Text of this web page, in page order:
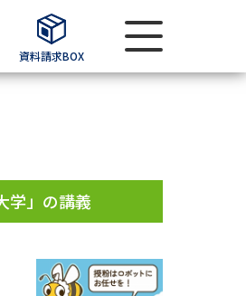
資料請求BOX
学」の講義